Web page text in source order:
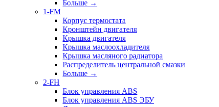
Больше →
1-FM
Корпус термостата
Кронштейн двигателя
Крышка двигателя
Крышка маслоохладителя
Крышка масляного радиатора
Распределитель центральной смазки
Больше →
2-FH
Блок управления ABS
Блок управления ABS ЭБУ